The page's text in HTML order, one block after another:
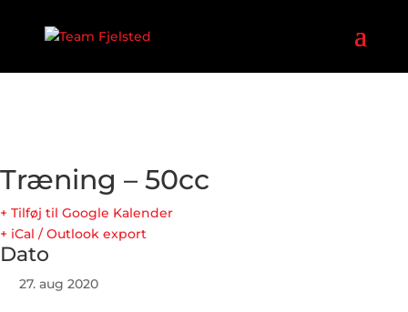
Træning – 50cc
+ Tilføj til Google Kalender
+ iCal / Outlook export
Dato
27. aug 2020